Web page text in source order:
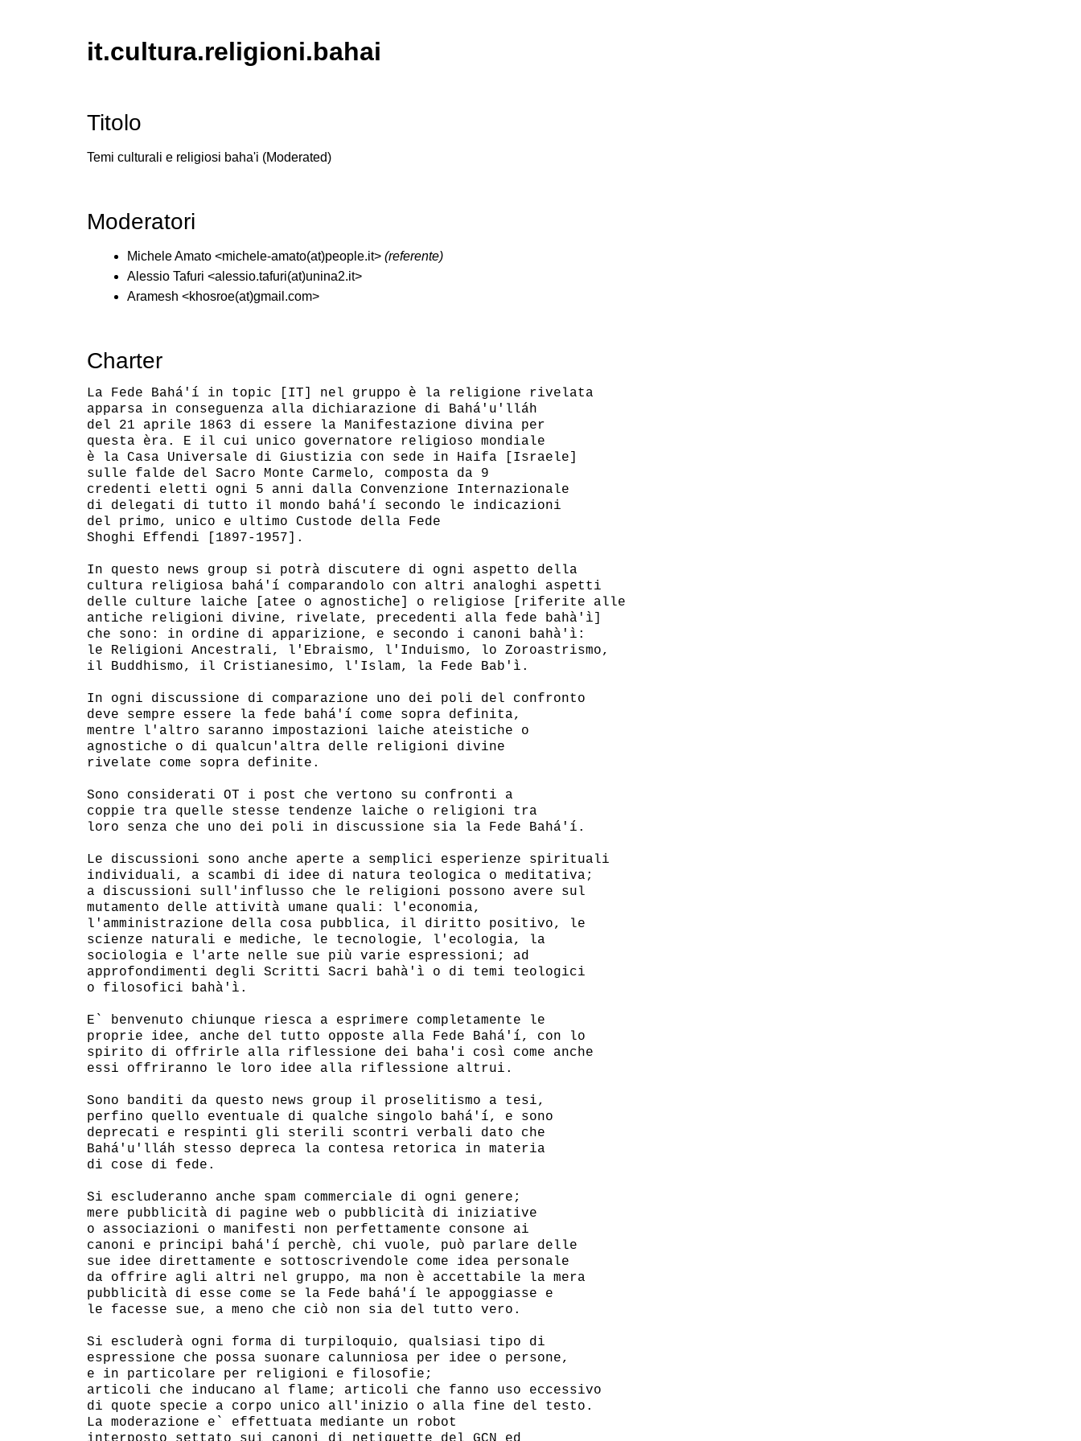
it.cultura.religioni.bahai
Titolo
Temi culturali e religiosi baha'i (Moderated)
Moderatori
Michele Amato <michele-amato(at)people.it>(referente)
Alessio Tafuri <alessio.tafuri(at)unina2.it>
Aramesh <khosroe(at)gmail.com>
Charter
La Fede Bahá'í in topic [IT] nel gruppo è la religione rivelata
apparsa in conseguenza alla dichiarazione di Bahá'u'lláh
del 21 aprile 1863 di essere la Manifestazione divina per
questa èra. E il cui unico governatore religioso mondiale
è la Casa Universale di Giustizia con sede in Haifa [Israele]
sulle falde del Sacro Monte Carmelo, composta da 9
credenti eletti ogni 5 anni dalla Convenzione Internazionale
di delegati di tutto il mondo bahá'í secondo le indicazioni
del primo, unico e ultimo Custode della Fede
Shoghi Effendi [1897-1957].
In questo news group si potrà discutere di ogni aspetto della
cultura religiosa bahá'í comparandolo con altri analoghi aspetti
delle culture laiche [atee o agnostiche] o religiose [riferite alle
antiche religioni divine, rivelate, precedenti alla fede bahà'ì]
che sono: in ordine di apparizione, e secondo i canoni bahà'ì:
le Religioni Ancestrali, l'Ebraismo, l'Induismo, lo Zoroastrismo,
il Buddhismo, il Cristianesimo, l'Islam, la Fede Bab'ì.
In ogni discussione di comparazione uno dei poli del confronto
deve sempre essere la fede bahá'í come sopra definita,
mentre l'altro saranno impostazioni laiche ateistiche o
agnostiche o di qualcun'altra delle religioni divine
rivelate come sopra definite.
Sono considerati OT i post che vertono su confronti a
coppie tra quelle stesse tendenze laiche o religioni tra
loro senza che uno dei poli in discussione sia la Fede Bahá'í.
Le discussioni sono anche aperte a semplici esperienze spirituali
individuali, a scambi di idee di natura teologica o meditativa;
a discussioni sull'influsso che le religioni possono avere sul
mutamento delle attività umane quali: l'economia,
l'amministrazione della cosa pubblica, il diritto positivo, le
scienze naturali e mediche, le tecnologie, l'ecologia, la
sociologia e l'arte nelle sue più varie espressioni; ad
approfondimenti degli Scritti Sacri bahà'ì o di temi teologici
o filosofici bahà'ì.
E` benvenuto chiunque riesca a esprimere completamente le
proprie idee, anche del tutto opposte alla Fede Bahá'í, con lo
spirito di offrirle alla riflessione dei baha'i così come anche
essi offriranno le loro idee alla riflessione altrui.
Sono banditi da questo news group il proselitismo a tesi,
perfino quello eventuale di qualche singolo bahá'í, e sono
deprecati e respinti gli sterili scontri verbali dato che
Bahá'u'lláh stesso depreca la contesa retorica in materia
di cose di fede.
Si escluderanno anche spam commerciale di ogni genere;
mere pubblicità di pagine web o pubblicità di iniziative
o associazioni o manifesti non perfettamente consone ai
canoni e principi bahá'í perchè, chi vuole, può parlare delle
sue idee direttamente e sottoscrivendole come idea personale
da offrire agli altri nel gruppo, ma non è accettabile la mera
pubblicità di esse come se la Fede bahá'í le appoggiasse e
le facesse sue, a meno che ciò non sia del tutto vero.
Si escluderà ogni forma di turpiloquio, qualsiasi tipo di
espressione che possa suonare calunniosa per idee o persone,
e in particolare per religioni e filosofie;
articoli che inducano al flame; articoli che fanno uso eccessivo
di quote specie a corpo unico all'inizio o alla fine del testo.
La moderazione e` effettuata mediante un robot